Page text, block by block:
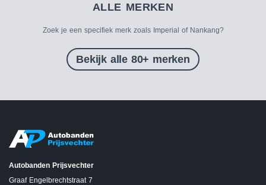
ALLE MERKEN
Zoek je een specifiek merk zoals Imperial of Nankang?
Bekijk alle 80+ merken
Autobanden Prijsvechter
Graaf Engelbrechtstraat 7